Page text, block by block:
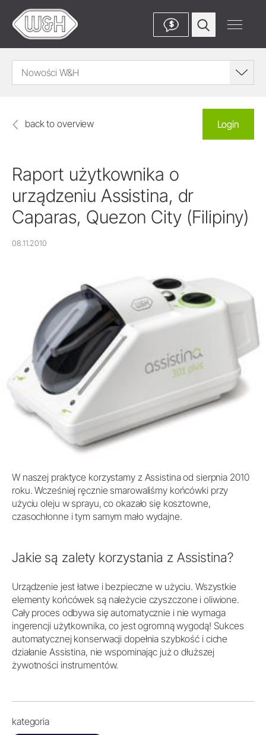
$
Nowości W&H
back to overview Login
Raport użytkownika o
urządzeniu Assistina, dr
Caparas, Quezon City (Filipiny)
08.11.2010
W naszej praktyce korzystamy z Assistina od sierpnia 2010
roku. Wcześniej ręcznie smarowaliśmy końcówki przy
użyciu oleju w sprayu, co okazało się kosztowne,
czasochłonne i tym samym mało wydajne.
Jakie są zalety korzystania z Assistina?
Urządzenie jest łatwe i bezpieczne w użyciu. Wszystkie
elementy końcówek są należycie czyszczone i oliwione.
Cały proces odbywa się automatycznie i nie wymaga
ingerencji użytkownika, co jest ogromną wygodą! Sukces
automatycznej konserwacji dopełnia szybkość i ciche
działanie Assistina, nie wspominając już o dłuższej
żywotności instrumentów.
kategoria